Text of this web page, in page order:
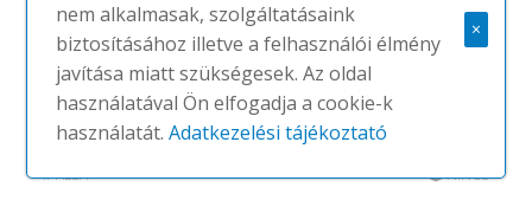
Ibis
#ALEA NINCS
nem alkalmasak, szolgáltatásaink
biztosításához illetve a felhasználói élmény
javítása miatt szükségesek. Az oldal
használatával Ön elfogadja a cookie-k
használatát.Adatkezelési tájékoztató
×